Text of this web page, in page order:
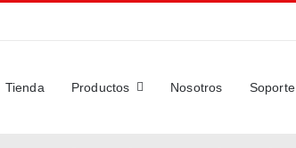
Tienda Productos Nosotros Soporte